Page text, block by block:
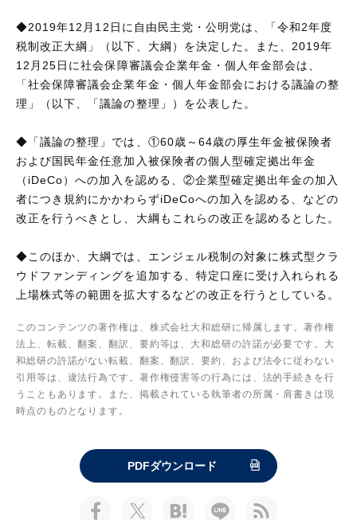
◆2019年12月12日に自由民主党・公明党は、「令和2年度
税制改正大綱」（以下、大綱）を決定した。また、2019年
12月25日に社会保障審議会企業年金・個人年金部会は、
「社会保障審議会企業年金・個人年金部会における議論の整
理」（以下、「議論の整理」）を公表した。
◆「議論の整理」では、①60歳～64歳の厚生年金被保険者
および国民年金任意加入被保険者の個人型確定拠出年金
（iDeCo）への加入を認める、②企業型確定拠出年金の加入
者につき規約にかかわらずiDeCoへの加入を認める、などの
改正を行うべきとし、大綱もこれらの改正を認めるとした。
◆このほか、大綱では、エンジェル税制の対象に株式型クラ
ウドファンディングを追加する、特定口座に受け入れられる
上場株式等の範囲を拡大するなどの改正を行うとしている。
このコンテンツの著作権は、株式会社大和総研に帰属します。著作権
法上、転載、翻案、翻訳、要約等は、大和総研の許諾が必要です。大
和総研の許諾がない転載、翻案、翻訳、要約、および法令に従わない
引用等は、違法行為です。著作権侵害等の行為には、法的手続きを行
うこともあります。また、掲載されている執筆者の所属・肩書きは現
時点のものとなります。
PDFダウンロード